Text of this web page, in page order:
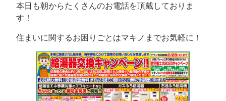
本日も朝からたくさんのお電話を頂戴しておりま
す！
住まいに関するお困りごとはマキノまでお気軽に！